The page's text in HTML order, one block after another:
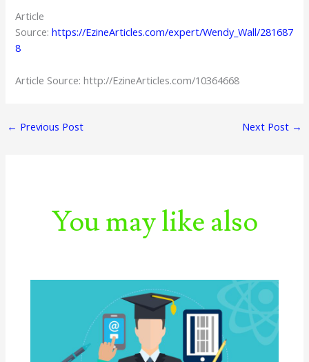
Article
Source:https://EzineArticles.com/expert/Wendy_Wall/281687
8
Article Source: http://EzineArticles.com/10364668
← Previous Post Next Post →
You may like also